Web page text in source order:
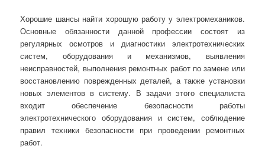
Хорошие шансы найти хорошую работу у электромехаников.
Основные обязанности данной профессии состоят из
регулярных осмотров и диагностики электротехнических
систем, оборудования и механизмов, выявления
неисправностей, выполнения ремонтных работ по замене или
восстановлению поврежденных деталей, а также установки
новых элементов в систему. В задачи этого специалиста
входит обеспечение безопасности работы
электротехнического оборудования и систем, соблюдение
правил техники безопасности при проведении ремонтных
работ.